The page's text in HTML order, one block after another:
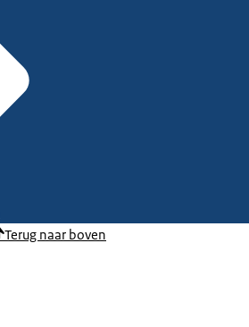
Terug naar boven